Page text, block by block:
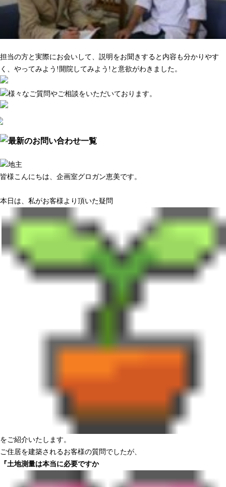
担当の方と実際にお会いして、説明をお聞きすると内容も分かりやす
く、やってみよう!開院してみよう!と意欲がわきました。
皆様こんにちは、企画室グロガン恵美です。
本日は、私がお客様より頂いた疑問
をご紹介いたします。
ご住居を建築されるお客様の質問でしたが、
『土地測量は本当に必要ですか